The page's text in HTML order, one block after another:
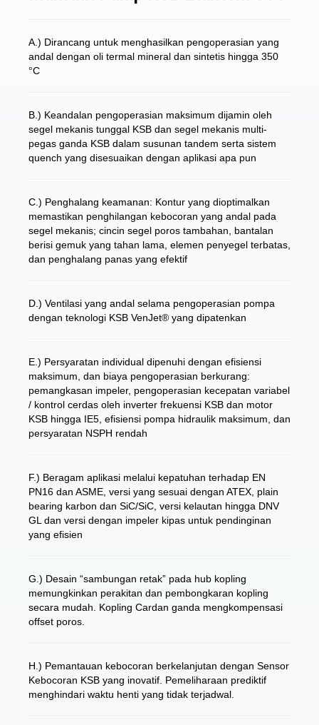
A.) Dirancang untuk menghasilkan pengoperasian yang
andal dengan oli termal mineral dan sintetis hingga 350
°C
B.) Keandalan pengoperasian maksimum dijamin oleh
segel mekanis tunggal KSB dan segel mekanis multi-
pegas ganda KSB dalam susunan tandem serta sistem
quench yang disesuaikan dengan aplikasi apa pun
C.) Penghalang keamanan: Kontur yang dioptimalkan
memastikan penghilangan kebocoran yang andal pada
segel mekanis; cincin segel poros tambahan, bantalan
berisi gemuk yang tahan lama, elemen penyegel terbatas,
dan penghalang panas yang efektif
D.) Ventilasi yang andal selama pengoperasian pompa
dengan teknologi KSB VenJet® yang dipatenkan
E.) Persyaratan individual dipenuhi dengan efisiensi
maksimum, dan biaya pengoperasian berkurang:
pemangkasan impeler, pengoperasian kecepatan variabel
/ kontrol cerdas oleh inverter frekuensi KSB dan motor
KSB hingga IE5, efisiensi pompa hidraulik maksimum, dan
persyaratan NSPH rendah
F.) Beragam aplikasi melalui kepatuhan terhadap EN
PN16 dan ASME, versi yang sesuai dengan ATEX, plain
bearing karbon dan SiC/SiC, versi kelautan hingga DNV
GL dan versi dengan impeler kipas untuk pendinginan
yang efisien
G.) Desain “sambungan retak” pada hub kopling
memungkinkan perakitan dan pembongkaran kopling
secara mudah. Kopling Cardan ganda mengkompensasi
offset poros.
H.) Pemantauan kebocoran berkelanjutan dengan Sensor
Kebocoran KSB yang inovatif. Pemeliharaan prediktif
menghindari waktu henti yang tidak terjadwal.